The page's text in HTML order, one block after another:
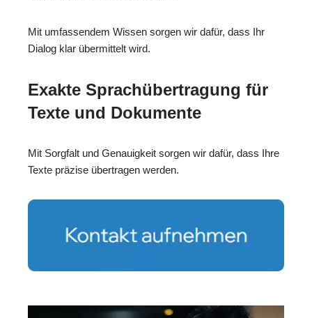
Mit umfassendem Wissen sorgen wir dafür, dass Ihr
Dialog klar übermittelt wird.
Exakte Sprachübertragung für
Texte und Dokumente
Mit Sorgfalt und Genauigkeit sorgen wir dafür, dass Ihre
Texte präzise übertragen werden.